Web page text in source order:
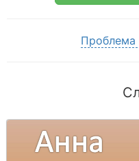
Проблема